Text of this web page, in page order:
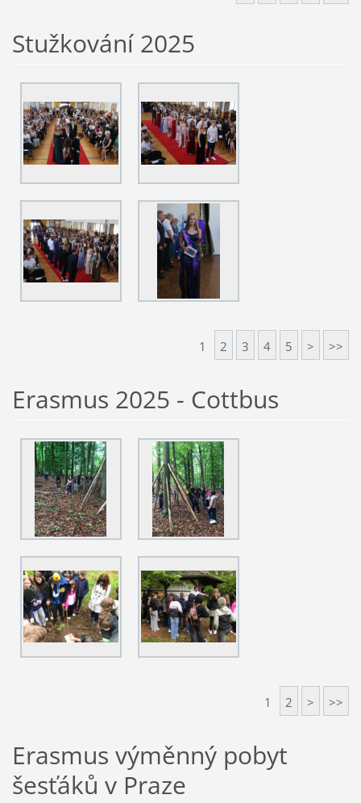
Stužkování 2025
1 2 3 4 5 > >>
Erasmus 2025 - Cottbus
1 2 > >>
Erasmus výměnný pobyt
šesťáků v Praze